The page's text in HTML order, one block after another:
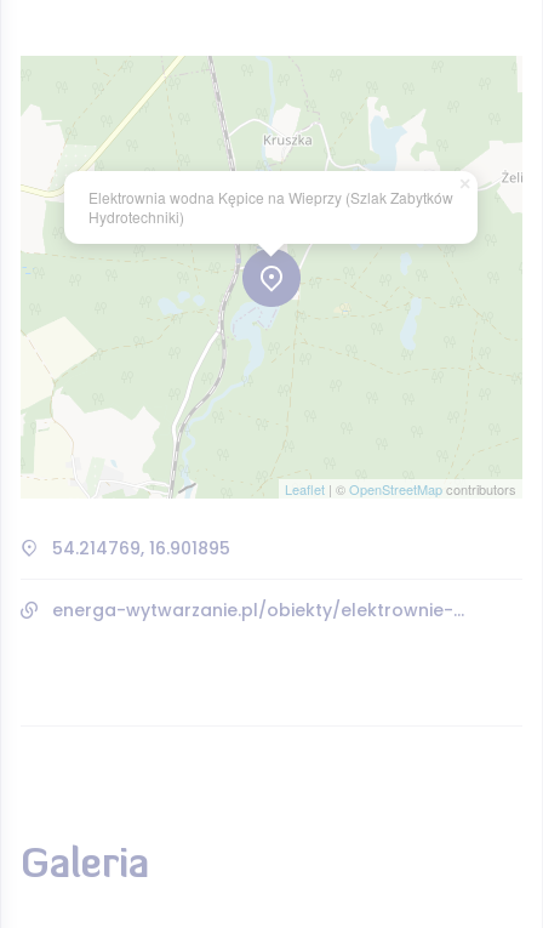
Elektrownia wodna Kępice na Wieprzy (Szlak Zabytków
Hydrotechniki)
×
Leaflet | ©OpenStreetMapcontributors
54.214769, 16.901895
energa-wytwarzanie.pl/obiekty/elektrownie-wodne-male/20074/kepice
Galeria